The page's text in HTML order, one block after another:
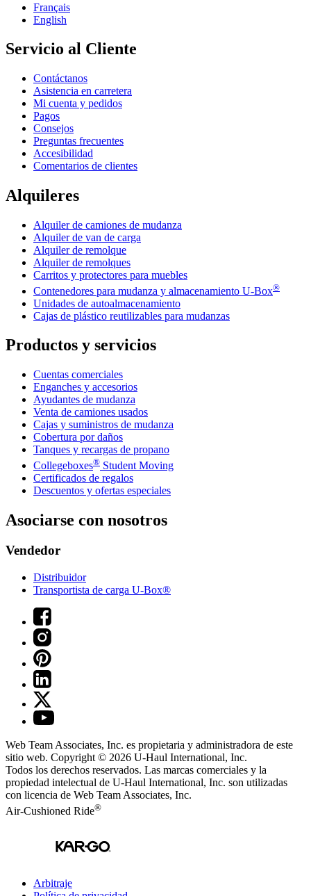
Français
English
Servicio al Cliente
Contáctanos
Asistencia en carretera
Mi cuenta y pedidos
Pagos
Consejos
Preguntas frecuentes
Accesibilidad
Comentarios de clientes
Alquileres
Alquiler de camiones de mudanza
Alquiler de van de carga
Alquiler de remolque
Alquiler de remolques
Carritos y protectores para muebles
Contenedores para mudanza y almacenamiento U-Box®
Unidades de autoalmacenamiento
Cajas de plástico reutilizables para mudanzas
Productos y servicios
Cuentas comerciales
Enganches y accesorios
Ayudantes de mudanza
Venta de camiones usados
Cajas y suministros de mudanza
Cobertura por daños
Tanques y recargas de propano
Collegeboxes® Student Moving
Certificados de regalos
Descuentos y ofertas especiales
Asociarse con nosotros
Vendedor
Distribuidor
Transportista de carga U-Box®
Web Team Associates, Inc. es propietaria y administradora de este
sitio web. Copyright © 2026 U-Haul International, Inc.
Todos los derechos reservados. Las marcas comerciales y la
propiedad intelectual de U-Haul International, Inc. son utilizadas
con licencia de Web Team Associates, Inc.
Air-Cushioned Ride®
Arbitraje